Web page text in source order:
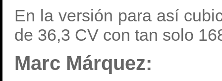
En la versión para así
de 36,3 CV con tan solo
Marc Márquez: